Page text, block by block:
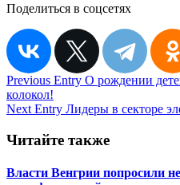
Поделиться в соцсетях
Навигация
по
Previous Entry О рождении
колокол!
Next Entry Лидеры в секторе
Читайте также
Власти Венгрии попросили